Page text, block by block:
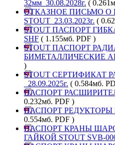
32мм_30.08.2028г. (
ОТКАЗНОЕ ПИСЬМО О
STOUT_23.03.2023г. (
STOUT ПАСПОРТ
SHF ( 1.155мб. PDF )
STOUT ПАСПОРТ
БИМЕТАЛЛИЧЕСКИЕ
)
STOUT СЕРТИФИКАТ
_28.09.2025г. ( 0.584мб.
ПАСПОРТ
0.232мб. PDF )
ПАСПОРТ РЕДУКТОРЫ
0.554мб. PDF )
ПАСПОРТ КРАНЫ
ГАЙКОЙ STOUT SVВ-